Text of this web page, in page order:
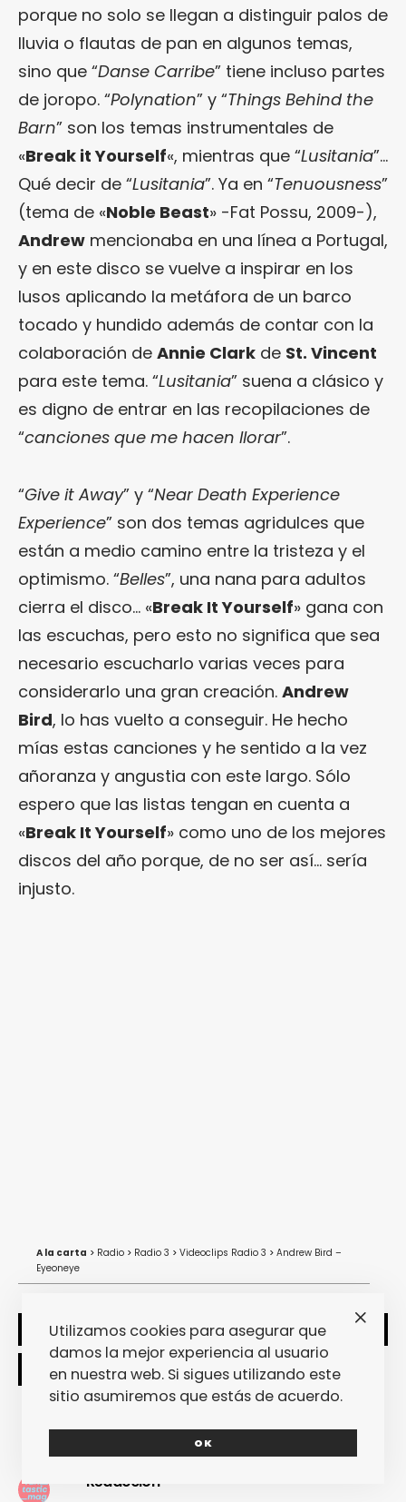
porque no solo se llegan a distinguir palos de
lluvia o flautas de pan en algunos temas,
sino que “Danse Carribe” tiene incluso partes
de joropo. “Polynation” y “Things Behind the
Barn” son los temas instrumentales de
«Break it Yourself«, mientras que “Lusitania”…
Qué decir de “Lusitania”. Ya en “Tenuousness”
(tema de «Noble Beast» -Fat Possu, 2009-),
Andrew mencionaba en una línea a Portugal,
y en este disco se vuelve a inspirar en los
lusos aplicando la metáfora de un barco
tocado y hundido además de contar con la
colaboración de Annie Clark de St. Vincent
para este tema. “Lusitania” suena a clásico y
es digno de entrar en las recopilaciones de
“canciones que me hacen llorar”.
“Give it Away” y “Near Death Experience
Experience” son dos temas agridulces que
están a medio camino entre la tristeza y el
optimismo. “Belles”, una nana para adultos
cierra el disco… «Break It Yourself» gana con
las escuchas, pero esto no significa que sea
necesario escucharlo varias veces para
considerarlo una gran creación. Andrew
Bird, lo has vuelto a conseguir. He hecho
mías estas canciones y he sentido a la vez
añoranza y angustia con este largo. Sólo
espero que las listas tengan en cuenta a
«Break It Yourself» como uno de los mejores
discos del año porque, de no ser así… sería
injusto.
A la carta > Radio > Radio 3 >Videoclips Radio 3 >Andrew Bird –
Eyeoneye
SHARE TWEET
Redacción
Utilizamos cookies para asegurar que
damos la mejor experiencia al usuario
en nuestra web. Si sigues utilizando este
sitio asumiremos que estás de acuerdo.
OK